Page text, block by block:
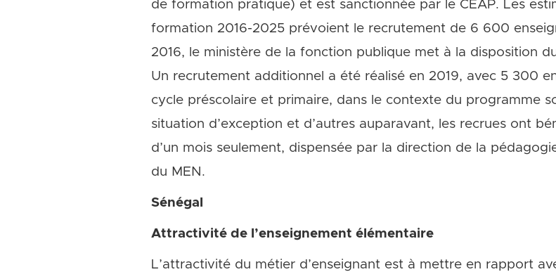
de formation pratique) et est sanctionnée par le CEAP. Les
formation 2016-2025 prévoient le recrutement de 6 600
2016, le ministère de la fonction publique met à la disposition
Un recrutement additionnel a été réalisé en 2019, avec 5 300
cycle préscolaire et primaire, dans le contexte du programme
situation d’exception et d’autres auparavant, les recrues ont
d’un mois seulement, dispensée par la direction de la
du MEN.
Sénégal
Attractivité de l’enseignement élémentaire
L’attractivité du métier d’enseignant est à mettre en rapport